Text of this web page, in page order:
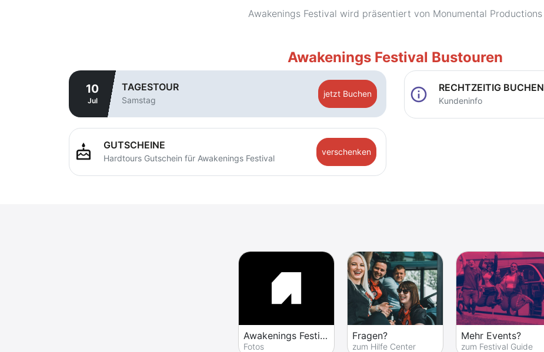
Awakenings Festival wird präsentiert von Monumental Productions
Awakenings Festival Bustouren
10
Jul
TAGESTOUR
Samstag
jetzt Buchen info RECHTZEITIG BUCHEN
Kundeninfo
cake GUTSCHEINE
Hardtours Gutschein für Awakenings Festival
verschenken
Awakenings Festival
Fotos
Fragen?
zum Hilfe Center
Mehr Events?
zum Festival Guide